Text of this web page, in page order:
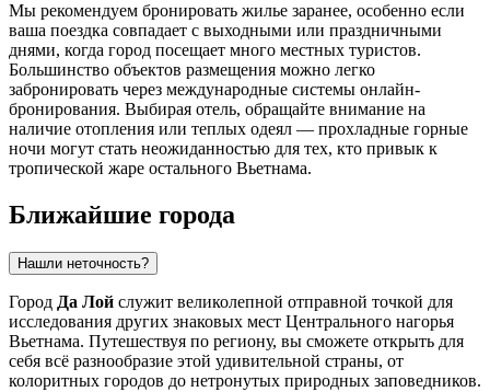
Мы рекомендуем бронировать жилье заранее, особенно если
ваша поездка совпадает с выходными или праздничными
днями, когда город посещает много местных туристов.
Большинство объектов размещения можно легко
забронировать через международные системы онлайн-
бронирования. Выбирая отель, обращайте внимание на
наличие отопления или теплых одеял — прохладные горные
ночи могут стать неожиданностью для тех, кто привык к
тропической жаре остального Вьетнама.
Ближайшие города
Нашли неточность?
Город Да Лой служит великолепной отправной точкой для
исследования других знаковых мест Центрального нагорья
Вьетнама. Путешествуя по региону, вы сможете открыть для
себя всё разнообразие этой удивительной страны, от
колоритных городов до нетронутых природных заповедников.